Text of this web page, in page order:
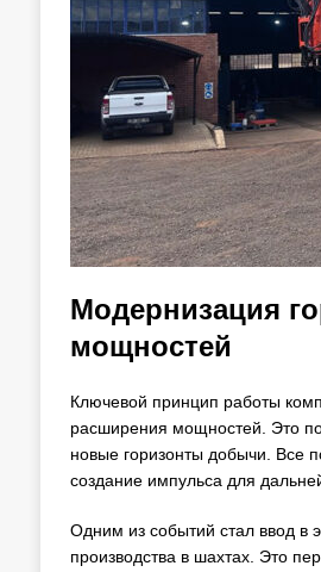
Модернизация
мощностей
Ключевой принцип работы
расширения мощностей. Это
новые горизонты добычи. Все
создание импульса для
Одним из событий стал ввод в
производства в шахтах. Это